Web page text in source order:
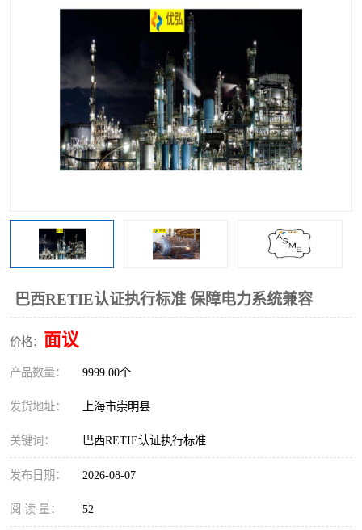
巴西RETIE认证执行标准 保障电力系统兼容
价格： 面议
产品数量： 9999.00个
发货地址： 上海市崇明县
关键词： 巴西RETIE认证执行标准
发布日期： 2026-08-07
阅 读 量： 52